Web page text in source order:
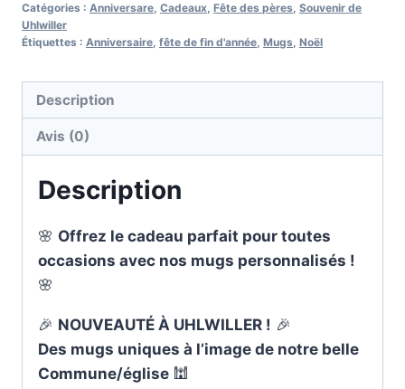
Uhlwiller,
Eglise
Uhlwiller
!
MEU_2025_02
Catégories : Anniversare, Cadeaux, Fête des pères, Souvenir de
Uhlwiller
Étiquettes : Anniversaire, fête de fin d'année, Mugs, Noël
Description
Avis (0)
Description
🌸 Offrez le cadeau parfait pour toutes
occasions avec nos mugs personnalisés !
🌸
🎉 NOUVEAUTÉ À UHLWILLER ! 🎉
Des mugs uniques à l’image de notre belle
Commune/église 🕍